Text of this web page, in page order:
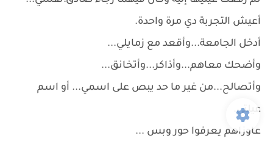
أعيش التجربة دي مرة واحدة.
أدخل الجامعة...وأقعد مع زمايلي...
وأضحك معاهم...وأذاكر...وأتخانق...
وأتصالح...من غير ما حد يبص على اسمي... أو اسم
عيلتي.
عاوزاهم يعرفوا حور وبس ...